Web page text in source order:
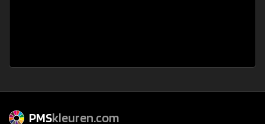
PMSkleuren.com